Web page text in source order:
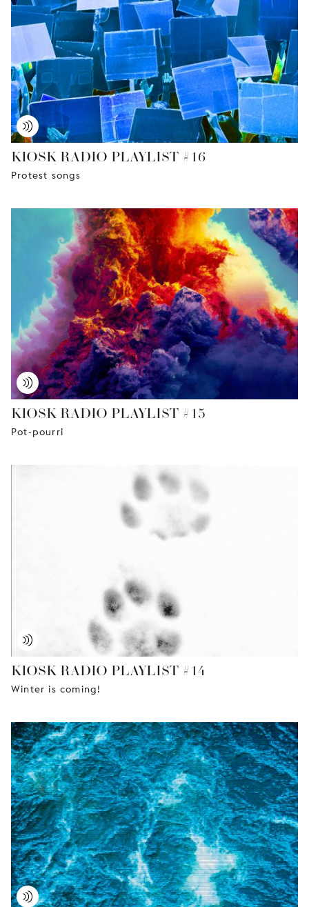
KIOSK RADIO PLAYLIST #16
Protest songs
KIOSK RADIO PLAYLIST #15
Pot-pourri
KIOSK RADIO PLAYLIST #14
Winter is coming!